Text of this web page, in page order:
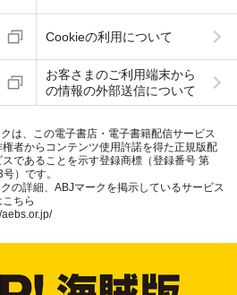
Cookieの利用について
お客さまのご利用端末から
の情報の外部送信について
は、この電子書店・電子書籍配信サービス
権者からコンテンツ使用許諾を得た正規版配
スであることを示す登録商標（登録番号 第
）です。
の詳細、ABJマークを掲示しているサービス
ちら
aebs.or.jp/